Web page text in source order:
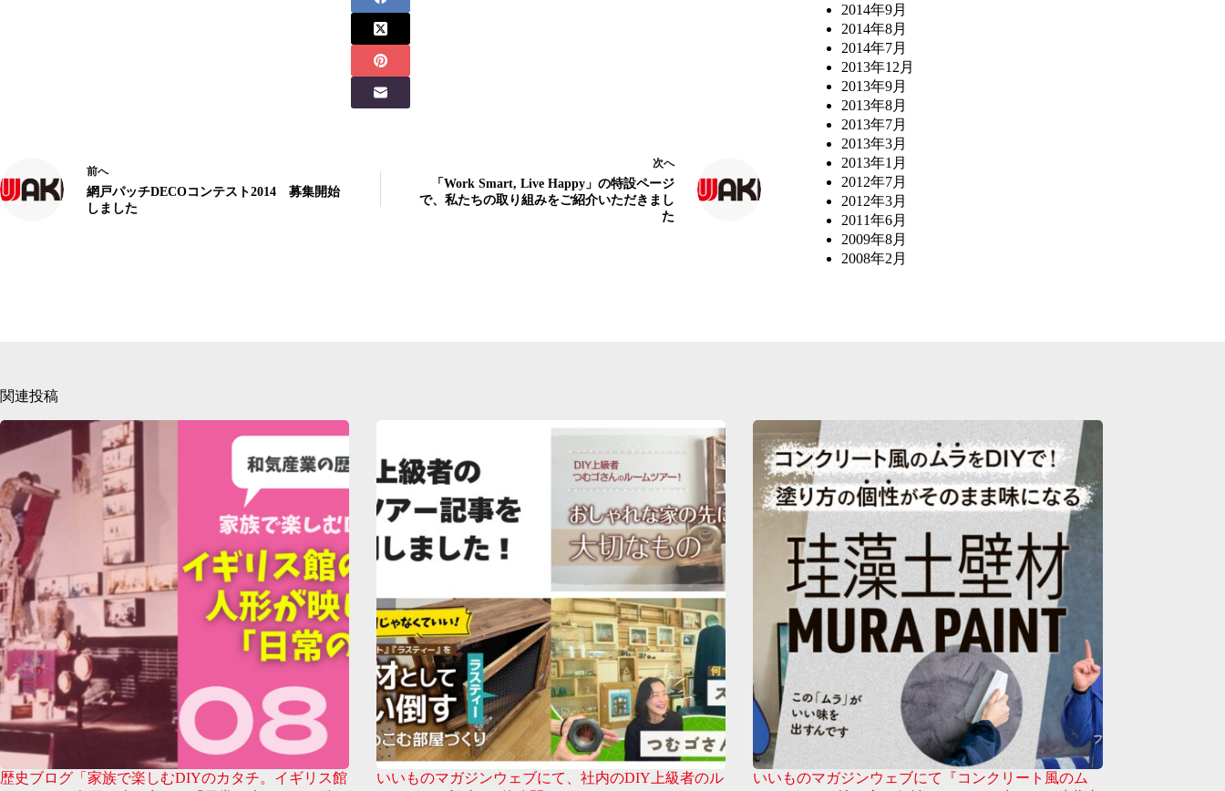
前へ
網戸パッチDECOコンテスト2014 募集開始
しました
次へ
「Work Smart, Live Happy」の特設ページ
で、私たちの取り組みをご紹介いただきまし
た
2014年9月
2014年8月
2014年7月
2013年12月
2013年9月
2013年8月
2013年7月
2013年3月
2013年1月
2012年7月
2012年3月
2011年6月
2009年8月
2008年2月
関連投稿
歴史ブログ「家族で楽しむDIYのカタチ。イギリス館
いいものマガジンウェブにて、社内のDIY上級者のル
いいものマガジンウェブにて『コンクリート風のム